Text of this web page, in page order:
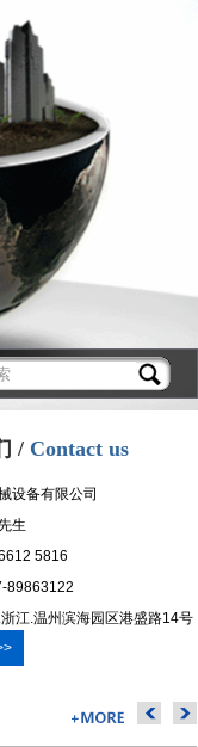
/ Contact us
设备有限公司
生
5816
89863122
江.温州滨海园区港盛路14号